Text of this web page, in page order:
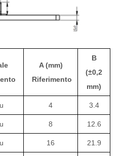
A (mm)
Riferimento
B
(±0,2
mm)
4 3.4
8 12.6
16 21.9